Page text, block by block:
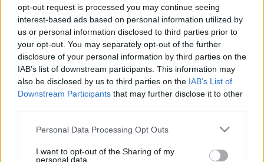
opt-out request is processed you may continue seeing
interest-based ads based on personal information utilized by
us or personal information disclosed to third parties prior to
your opt-out. You may separately opt-out of the further
disclosure of your personal information by third parties on the
IAB’s list of downstream participants. This information may
also be disclosed by us to third parties on the IAB’s List of
Downstream Participants that may further disclose it to other
Please note that this website/app uses one or more Google
not limited to your visit or usage behaviour. You may click to
Personal Data Processing Opt Outs
I want to opt-out of the Sharing of my
personal data.
Blaha Lujzát, Jászai Marit -, akik 1870-ben, a színház
végleges megszűntekor, a Nemzeti Színházhoz szerződtek.
Az épületet 1870. szeptember 16-án lebontották.
MEGOSZTÁS